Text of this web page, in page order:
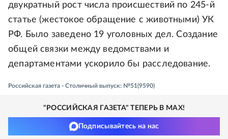
двукратный рост числа происшествий по 245-й
статье (жестокое обращение с животными) УК
РФ. Было заведено 19 уголовных дел. Создание
общей связки между ведомствами и
департаментами ускорило бы расследование.
Российская газета - Столичный выпуск: №51(9590)
"РОССИЙСКАЯ ГАЗЕТА" ТЕПЕРЬ В MAX!
Подписывайтесь на нас